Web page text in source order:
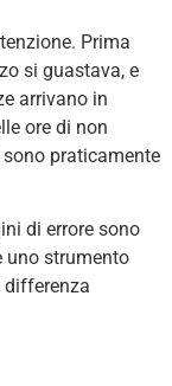
Prima
si guastava, e
arrivano in
ore di non
praticamente
di errore sono
uno strumento